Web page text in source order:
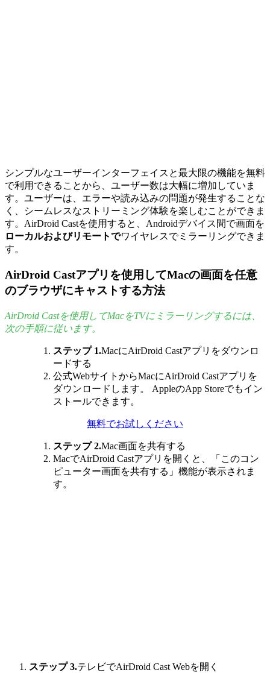
シンプルなユーザーインターフェイスと最大限の機能を無料
で利用できることから、ユーザー数は大幅に増加していま
す。ユーザーは、エラーや読み込みの問題が発生することな
く、シームレスなストリーミング体験を楽しむことができま
す。AirDroid Castを使用すると、Androidデバイス間で画面を
ローカルおよびリモートでワイヤレスでミラーリングできま
す。
AirDroid Castアプリを使用してMacの画面を任意
のブラウザにキャストする方法
AirDroid Castを使用してMacをTVにミラーリングするには、
次の手順に従います。
ステップ 1.MacにAirDroid Castアプリをダウンロ
ードする
公式WebサイトからMacにAirDroid Castアプリを
ダウンロードします。 AppleのApp Storeでもイン
ストールできます。
無料でお試しください
ステップ 2.Mac画面を共有する
MacでAirDroid Castアプリを開くと、「このコン
ピューター画面を共有する」機能が表示されま
す。
ステップ 3.テレビでAirDroid Cast Webを開く